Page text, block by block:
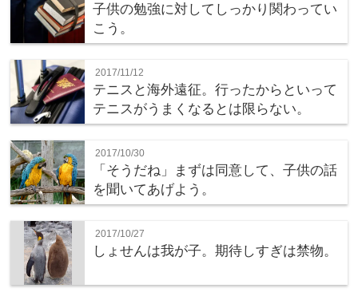
子供の勉強に対してしっかり関わってい
こう。
2017/11/12
テニスと海外遠征。行ったからといって
テニスがうまくなるとは限らない。
2017/10/30
「そうだね」まずは同意して、子供の話
を聞いてあげよう。
2017/10/27
しょせんは我が子。期待しすぎは禁物。